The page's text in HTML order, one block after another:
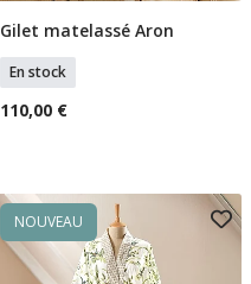
Sélectionner Tailles
Gilet matelassé Aron
En stock
110,00 €
NOUVEAU